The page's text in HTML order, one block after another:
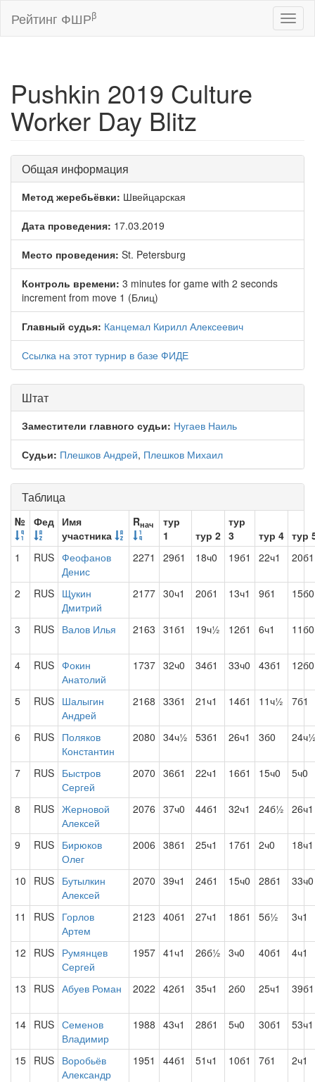
Рейтинг ФШРβ
Pushkin 2019 Culture
Worker Day Blitz
Общая информация
Метод жеребьёвки: Швейцарская
Дата проведения: 17.03.2019
Место проведения: St. Petersburg
Контроль времени: 3 minutes for game with 2 seconds
increment from move 1 (Блиц)
Главный судья: Канцемал Кирилл Алексеевич
Ссылка на этот турнир в базе ФИДЕ
Штат
Заместители главного судьи: Нугаев Наиль
Судьи: Плешков Андрей, Плешков Михаил
Таблица
№ Фед Имя
участника
Rнач
тур
1
тур 2
тур
3
тур 4 тур
1
RUS Феофанов
Денис
2271 29б1 18ч0 19б1 22ч1 20б1
2 RUS Щукин
Дмитрий
2177 30ч1 20б1 13ч1 9б1 15б0
3 RUS Валов Илья 2163 31б1 19ч½ 12б1 6ч1 11б0
4 RUS Фокин
Анатолий
1737 32ч0 34б1 33ч0 43б1 12б0
5 RUS Шалыгин
Андрей
2168 33б1 21ч1 14б1 11ч½ 7б1
6 RUS Поляков
Константин
2080 34ч½ 53б1 26ч1 3б0
7 RUS Быстров
Сергей
2070 36б1 22ч1 16б1 15ч0 5ч0
8 RUS Жерновой
Алексей
2076 37ч0 44б1 32ч1 24б½ 26ч1
9 RUS Бирюков
Олег
2006 38б1 25ч1 17б1 2ч0 18ч1
10 RUS Бутылкин
Алексей
2070 39ч1 24б1 15ч0 28б1 33ч0
11 RUS Горлов
Артем
2123 40б1 27ч1 18б1 5б½ 3ч1
12 RUS Румянцев
Сергей
1957 41ч1 26б½ 3ч0 40б1 4ч1
13 RUS Абуев Роман 2022 42б1 35ч1 2б0 25ч1 39б1
14 RUS Семенов
Владимир
1988 43ч1 28б1 5ч0 30б1 53ч1
15 RUS Воробьёв
Александр
1951 44б1 51ч1 10б1 7б1 2ч1